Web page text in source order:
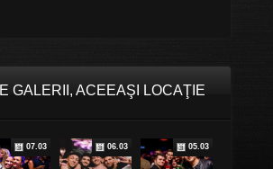
GALERII, ACEEAŞI LOCAŢIE
07.03 06.03 05.03